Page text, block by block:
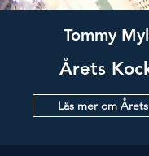
Tommy
Årets
Läs mer om